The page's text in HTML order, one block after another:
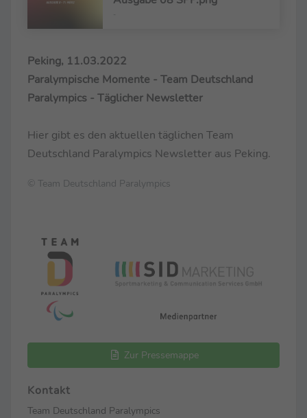
Peking, 11.03.2022
Paralympische Momente - Team Deutschland
Paralympics - Täglicher Newsletter
Hier gibt es den aktuellen täglichen Team
Deutschland Paralympics Newsletter aus Peking.
© Team Deutschland Paralympics
Zur Pressemappe
Kontakt
Team Deutschland Paralympics